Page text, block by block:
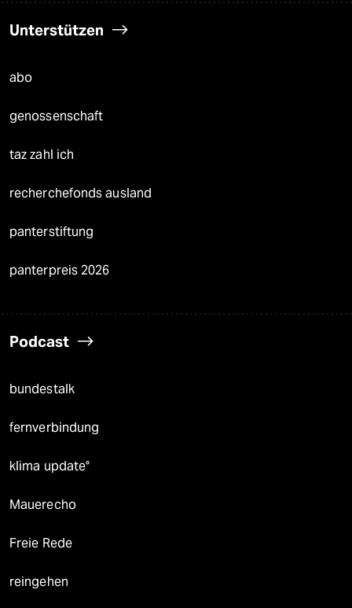
Unterstützen
abo
genossenschaft
taz zahl ich
recherchefonds ausland
panterstiftung
panterpreis 2026
Podcast
bundestalk
fernverbindung
klima update°
Mauerecho
Freie Rede
reingehen